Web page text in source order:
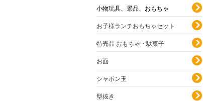
小物玩具、景品、おもちゃ
お子様ランチおもちゃセット
特売品 おもちゃ・駄菓子
お面
シャボン玉
型抜き